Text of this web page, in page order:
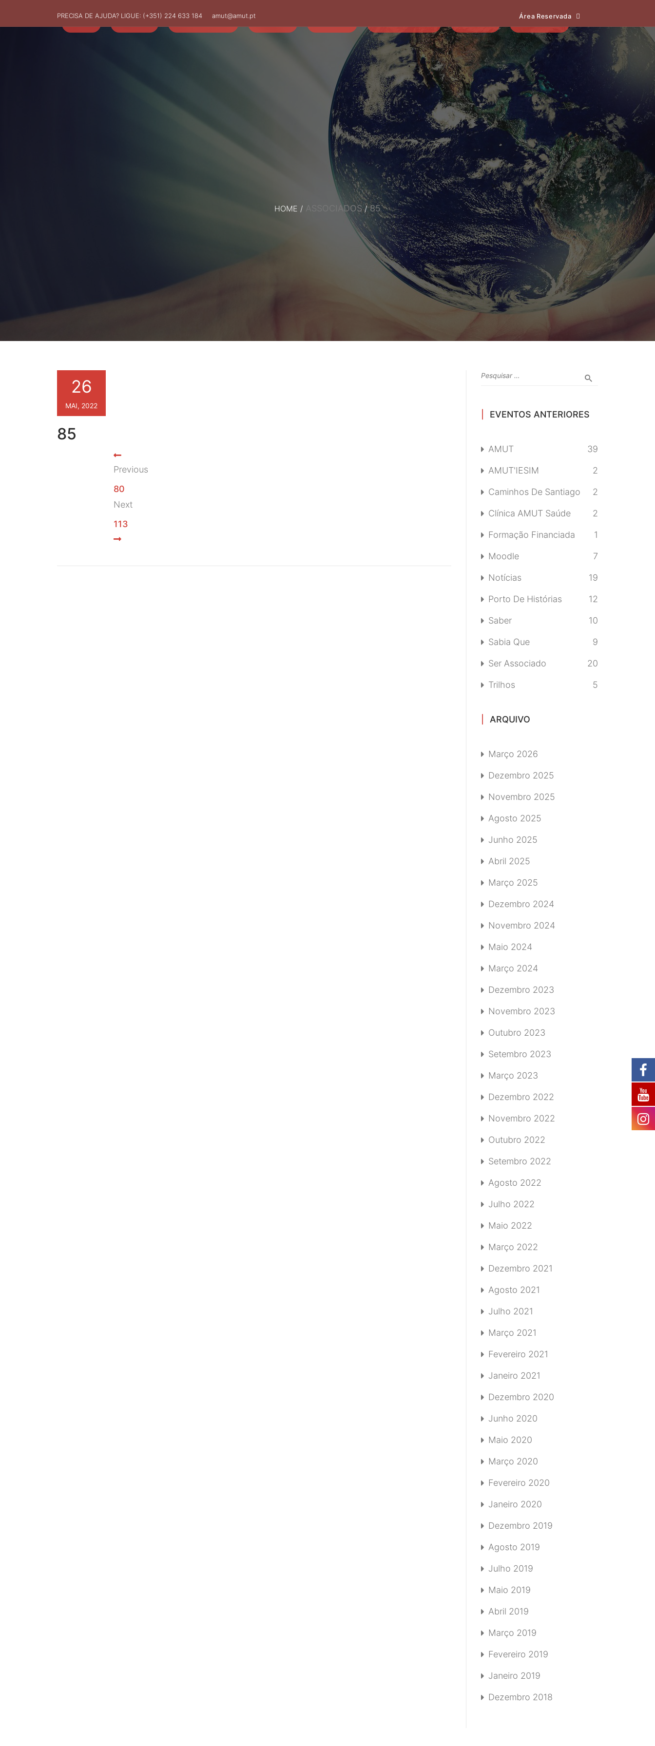
PRECISA DE AJUDA? LIGUE: (+351) 224 633 184 amut@amut.pt
Área Reservada
HOME / ASSOCIADOS / 85
85
26
MAI, 2022
Previous
80
Next
113
EVENTOS ANTERIORES
AMUT 39
AMUT'IESIM 2
Caminhos De Santiago 2
Clínica AMUT Saúde 2
Formação Financiada 1
Moodle 7
Notícias 19
Porto De Histórias 12
Saber 10
Sabia Que 9
Ser Associado 20
Trilhos 5
ARQUIVO
Março 2026
Dezembro 2025
Novembro 2025
Agosto 2025
Junho 2025
Abril 2025
Março 2025
Dezembro 2024
Novembro 2024
Maio 2024
Março 2024
Dezembro 2023
Novembro 2023
Outubro 2023
Setembro 2023
Março 2023
Dezembro 2022
Novembro 2022
Outubro 2022
Setembro 2022
Agosto 2022
Julho 2022
Maio 2022
Março 2022
Dezembro 2021
Agosto 2021
Julho 2021
Março 2021
Fevereiro 2021
Janeiro 2021
Dezembro 2020
Junho 2020
Maio 2020
Março 2020
Fevereiro 2020
Janeiro 2020
Dezembro 2019
Agosto 2019
Julho 2019
Maio 2019
Abril 2019
Março 2019
Fevereiro 2019
Janeiro 2019
Dezembro 2018